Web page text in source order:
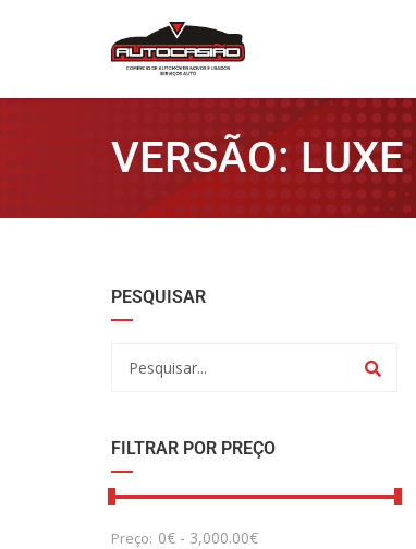
VERSÃO:
PESQUISAR
FILTRAR POR PREÇO
Preço: 0€ - 3,000.00€